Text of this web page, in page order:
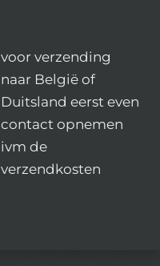
voor verzending
naar België of
Duitsland eerst even
contact opnemen
ivm de
verzendkosten